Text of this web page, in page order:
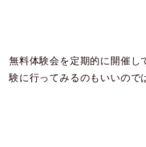
無料体験会を定期的に開催し
験に行ってみるのもいいので